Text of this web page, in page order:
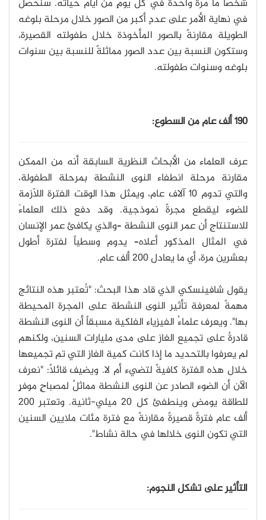
شخصاً ما مرةً واحدةً في كل يومٍ من أيام حياته. سنحصل
في نهاية الأمر على عددٍ أكبر من الصور خلال مرحلة بلوغه
الطويلة مقارنةً بالصور المأخوذة خلال طفولته القصيرة،
وستكون النسبة بين عدد الصور مماثلةً للنسبة بين سنوات
بلوغه وسنوات طفولته.
190 ألف عام من السطوع:
عرف العلماء من الأبحاث النظرية السابقة أنه من الممكن
مقارنة مرحلة انطفاء النوى النشطة بمرحلة الطفولة،
والتي تدوم 10 آلاف عام، ويمثل هذا الوقت الفترة اللّازمة
للضوء ليقطع مجرةً نموذجية. وقد دفع ذلك العلماءَ
للاستنتاجِ أن عمر النوى النشطة –والذي يكافئ عمر الإنسان
في المثال المذكور أعلاه– يدوم وسطياً لفترة أطول
بعشرين مرة، أي ما يعادل 200 ألف عام.
يقول شافينسكي الذي قاد هذا البحث: "تُعتبر هذه النتائج
مهمةً لمعرفة تأثير النوى النشطة على المجرة المحيطة
بها". ويعرف علماءُ الفيزياء الفلكية مسبقاً أن النوى النشطة
قادرةٌ على تجميع الغاز على مدى مليارات السنين، ولكنهم
لم يعرفوا بالتحديد ما إذا كانت كمية الغاز التي تم تجميعها
خلال هذه الفترة كافيةً لتضيء أم لا. ويضيف قائلاً: "نعرف
الآن أن الضوء الصادر عن النوى النشطة مماثلٌ لمصباحٍ موفرٍ
للطاقة يومض وينطفئ كل 20 ميلي-ثانية. وتعتبر 200
ألف عام فترةً قصيرةً مقارنةً مع فترة مئات ملايين السنين
التي تكون النوى خلالها في حالة نشاط".
التأثير على تشكل النجوم: